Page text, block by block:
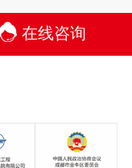
在线咨询